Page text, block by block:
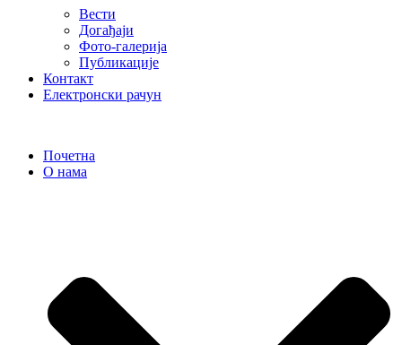
Вести
Догађаји
Фото-галерија
Публикације
Контакт
Електронски рачун
Почетна
О нама